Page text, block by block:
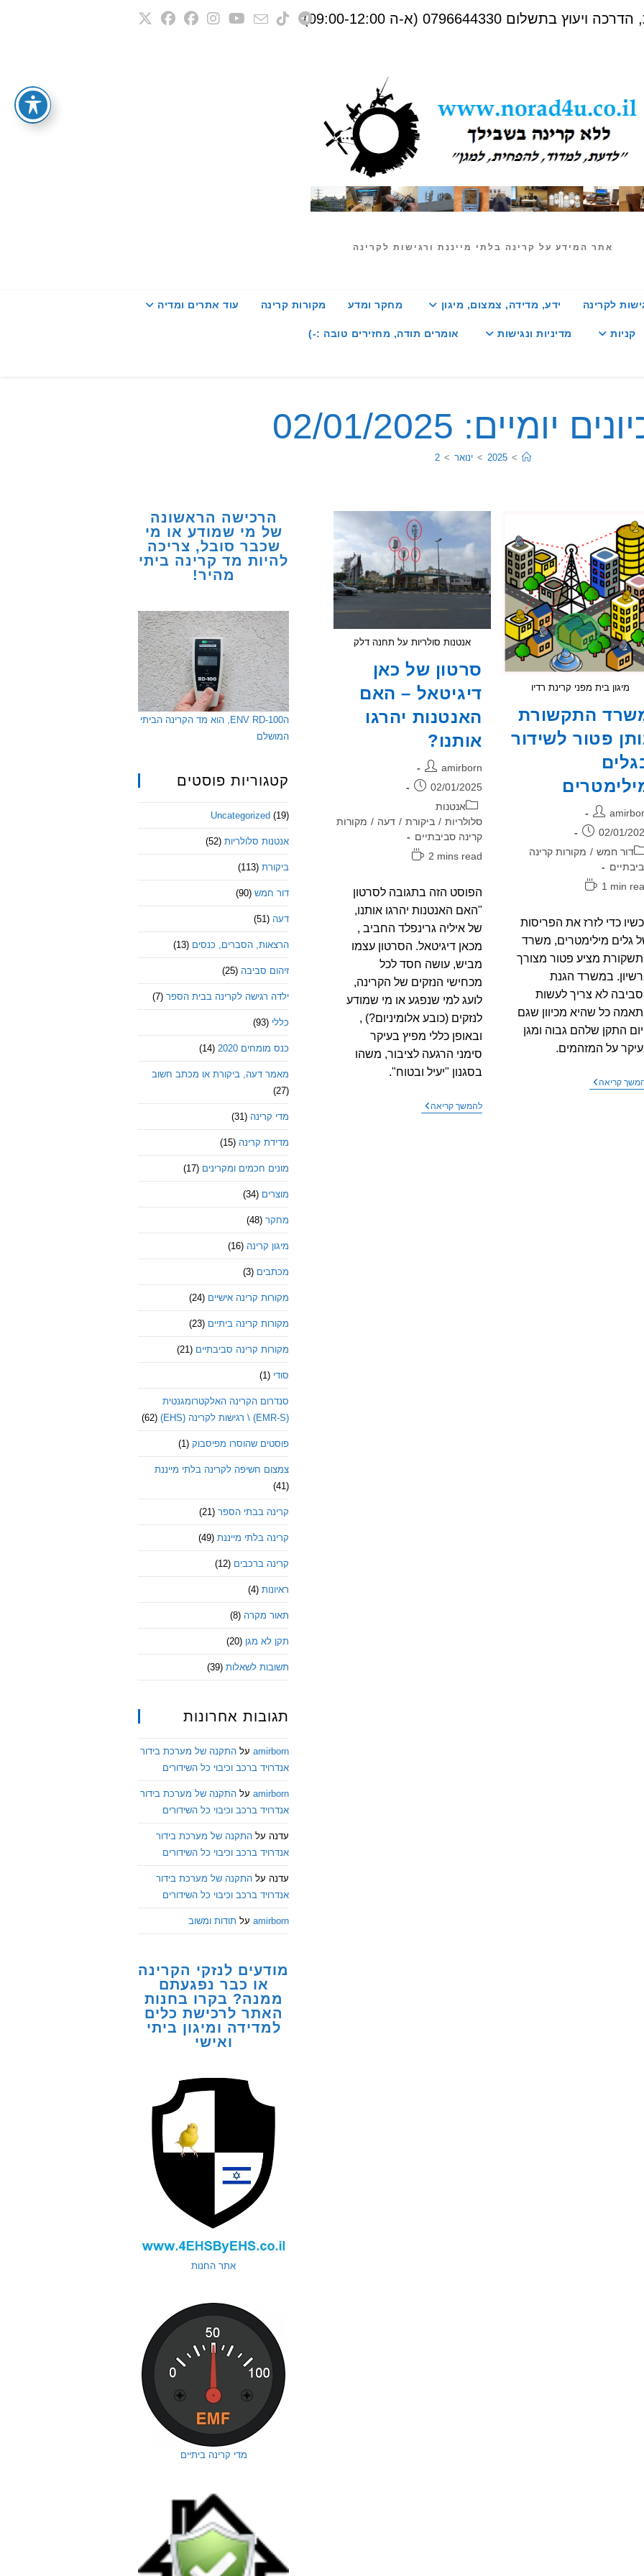
0796644330 (א-ה 09:00-12:00)
אתר המידע על קרינה בלתי מייננת ורגישות לקרינה
לקרינה ידע, מדידה, צמצום, מיגון מחקר ומדע מקורות קרינה עוד אתרים ומדיה
קניות מדיניות ונגישות אומרים תודה, מחזירים טובה :-)
יומיים: 02/01/2025
>
2025
> ינואר >
2
הרכישה הראשונה
של מי שמודע או מי
שכבר סובל, צריכה
להיות מד קרינה ביתי
מהיר!
הENV RD-100, הוא מד הקרינה הביתי
המושלם
קטגוריות פוסטים
Uncategorized (19)
אנטנות סלולריות (52)
ביקורת (113)
דור חמש (90)
דעה (51)
הרצאות, הסברים, כנסים (13)
זיהום סביבה (25)
ילדה רגישה לקרינה בבית הספר (7)
כללי (93)
כנס מומחים 2020 (14)
מאמר דעה, ביקורת או מכתב חשוב
(27)
מדי קרינה (31)
מדידת קרינה (15)
מונים חכמים ומקרינים (17)
מוצרים (34)
מחקר (48)
מיגון קרינה (16)
מכתבים (3)
מקורות קרינה אישיים (24)
מקורות קרינה ביתיים (23)
מקורות קרינה סביבתיים (21)
סודי (1)
סנדרום הקרינה האלקטרומגנטית
(EMR-S) \ רגישות לקרינה (EHS)
(62)
פוסטים שהוסרו מפיסבוק (1)
צמצום חשיפה לקרינה בלתי מייננת
(41)
קרינה בבתי הספר (21)
קרינה בלתי מייננת (49)
קרינה ברכבים (12)
ראיונות (4)
תאור מקרה (8)
תקן לא מגן (20)
תשובות לשאלות (39)
תגובות אחרונות
amirborn על התקנה של מערכת בידור
אנדרויד ברכב וכיבוי כל השידורים
amirborn על התקנה של מערכת בידור
אנדרויד ברכב וכיבוי כל השידורים
עדנה על התקנה של מערכת בידור
אנדרויד ברכב וכיבוי כל השידורים
עדנה על התקנה של מערכת בידור
אנדרויד ברכב וכיבוי כל השידורים
amirborn על תודות ומשוב
מודעים לנזקי הקרינה
או כבר נפגעתם
ממנה? בקרו בחנות
האתר לרכישת כלים
למדידה ומיגון ביתי
ואישי
אתר החנות
מדי קרינה ביתיים
אנטנות סולריות על תחנה דלק
סרטון של כאן
דיגיטאל – האם
האנטנות יהרגו
אותנו?
מחבר:
amirborn
פורסם:
02/01/2025
קטגוריה:
אנטנות
סלולריות / ביקורת / דעה / מקורות
קרינה סביבתיים
זמן
2 mins read
הפוסט הזה בתגובה לסרטון
"האם האנטנות יהרגו אותנו,
של איליה גרינפלד החביב ,
מכאן דיגיטאל. הסרטון עצמו
מביש, עושה חסד לכל
מכחישי הנזקים של הקרינה,
לועג למי שנפגע או מי שמודע
לנזקים (כובע אלומיניום?) ,
ובאופן כללי מפיץ בעיקר
סימני הרגעה לציבור, משהו
בסגנון "יעיל ובטוח".
להמשך קריאהסרטון
מיגון בית מפני קרינת רדיו
התקשורת
פטור לשידור
02/01/
דור חמש / מקורות קרינה
1 min
כדי לזרז את הפריסות
גלים מילימטרים, משרד
מציע פטור מצורך
במשרד הגנת
לא צריך לעשות
כל שהיא מכיוון שגם
התקן שלהם גבוה ומגן
על המזהמים.
קריאהמשרד